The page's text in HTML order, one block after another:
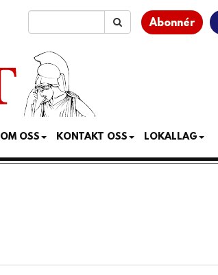
Abonnér
OM OSS KONTAKT OSS LOKALLAG